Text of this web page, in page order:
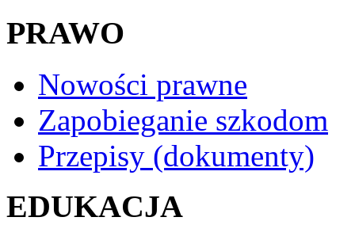
PRAWO
Nowości prawne
Zapobieganie szkodom
Przepisy (dokumenty)
EDUKACJA